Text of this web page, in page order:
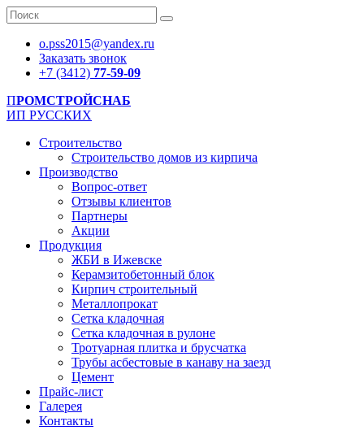
o.pss2015@yandex.ru
Заказать звонок
+7 (3412) 77-59-09
ПРОМСТРОЙСНАБ
ИП РУССКИХ
Строительство
Строительство домов из кирпича
Производство
Вопрос-ответ
Отзывы клиентов
Партнеры
Акции
Продукция
ЖБИ в Ижевске
Керамзитобетонный блок
Кирпич строительный
Металлопрокат
Сетка кладочная
Сетка кладочная в рулоне
Тротуарная плитка и брусчатка
Трубы асбестовые в канаву на заезд
Цемент
Прайс-лист
Галерея
Контакты